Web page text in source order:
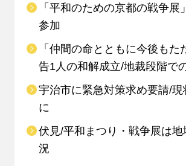
「平和のための京都の戦争
参加
「仲間の命とともに今後も
告1人の和解成立/地裁段階で
宇治市に緊急対策求め要請/
に
伏見/平和まつり・戦争展は
況